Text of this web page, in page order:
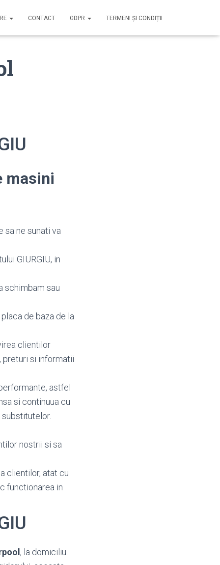
CONTACT GDPR TERMENI ȘI CONDIȚII
masini
sa ne sunati va
GIURGIU, in
schimbam sau
de baza de la
clientilor
, preturi si informatii
astfel
si continuua cu
nostrii si sa
clientilor, atat cu
functionarea in
, la domiciliu.